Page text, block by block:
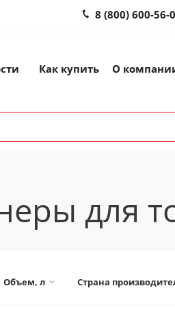
8 (800) 600-56-
Как купить О
для
Объем, л Страна